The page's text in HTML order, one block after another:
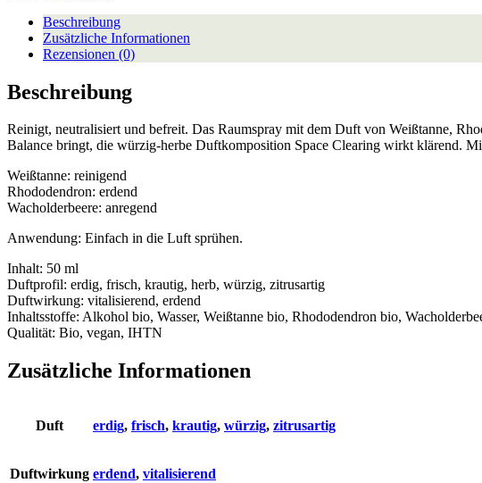
Beschreibung
Zusätzliche Informationen
Rezensionen (0)
Beschreibung
Reinigt, neutralisiert und befreit. Das Raumspray mit dem Duft von Weißtanne,
Balance bringt, die würzig-herbe Duftkomposition Space Clearing wirkt klärend.
Weißtanne: reinigend
Rhododendron: erdend
Wacholderbeere: anregend
Anwendung: Einfach in die Luft sprühen.
Inhalt: 50 ml
Duftprofil: erdig, frisch, krautig, herb, würzig, zitrusartig
Duftwirkung: vitalisierend, erdend
Inhaltsstoffe: Alkohol bio, Wasser, Weißtanne bio, Rhododendron bio,
Qualität: Bio, vegan, IHTN
Zusätzliche Informationen
Duft erdig, frisch, krautig, würzig, zitrusartig
Duftwirkung erdend, vitalisierend